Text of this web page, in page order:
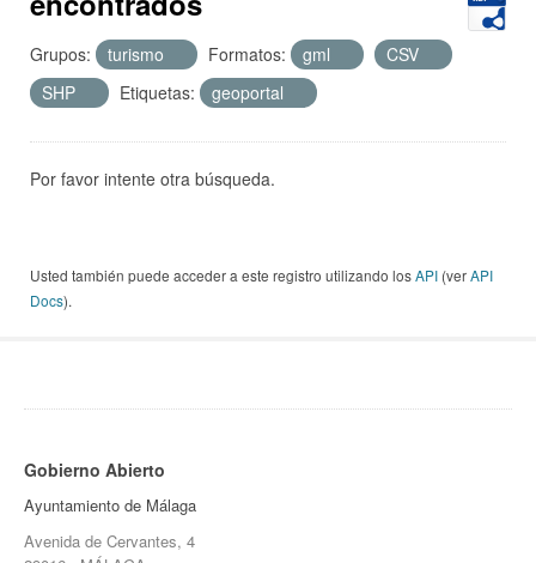
Grupos: turismo Formatos: gml
CSV
SHP
Etiquetas: geoportal
Por favor intente otra búsqueda.
Usted también puede acceder a este registro utilizando losAPI (verAPI
Docs).
Gobierno Abierto
Ayuntamiento de Málaga
Avenida de Cervantes, 4